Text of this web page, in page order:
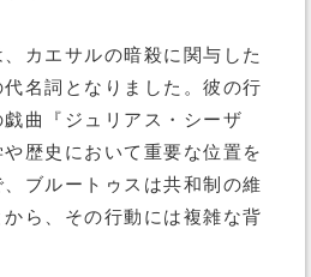
カエサルの暗殺に関与した
名詞となりました。彼の行
曲『ジュリアス・シーザ
歴史において重要な位置を
ブルートゥスは共和制の維
ら、その行動には複雑な背